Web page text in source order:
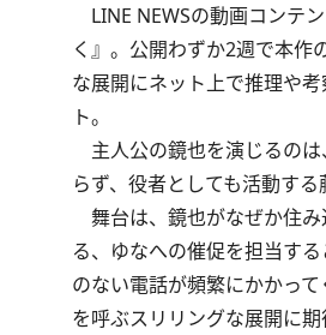
LINE NEWSの動画コンテ
く』。公開わずか2週で本作
な展開にネット上で推理や
ト。
主人公の鏡也を演じるのは
らず、役者としても活動する
舞台は、鏡也がなぜか住
る、ゆなへの催促を担当す
のない電話が頻繁にかかっ
を呼ぶスリリングな展開に期